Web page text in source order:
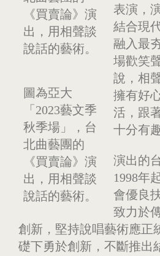
圖為亞大
「2023藝文季
秋季場」，台
北曲藝團的
《買賣論》演
出，用相聲談
說話的藝術。
表演，
結合現
融入最
場歡笑
說，相
擁有好
活，跟
十分有趣
演出的
1998年
會優良
致力於
創新，堅持說唱藝術應正
礎下勇於創新，不斷推出